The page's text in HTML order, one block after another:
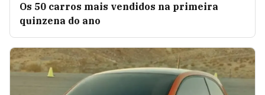
Os 50 carros mais vendidos na primeira
quinzena do ano